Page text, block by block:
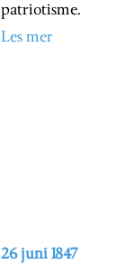
patriotisme.
Les mer
26 juni 1847